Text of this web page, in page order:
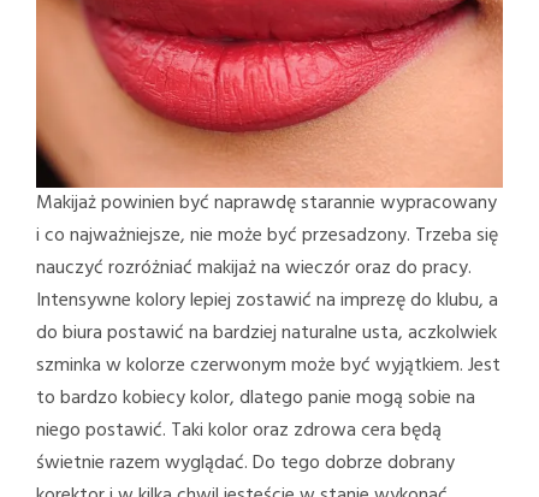
Makijaż powinien być naprawdę starannie wypracowany
i co najważniejsze, nie może być przesadzony. Trzeba się
nauczyć rozróżniać makijaż na wieczór oraz do pracy.
Intensywne kolory lepiej zostawić na imprezę do klubu, a
do biura postawić na bardziej naturalne usta, aczkolwiek
szminka w kolorze czerwonym może być wyjątkiem. Jest
to bardzo kobiecy kolor, dlatego panie mogą sobie na
niego postawić. Taki kolor oraz zdrowa cera będą
świetnie razem wyglądać. Do tego dobrze dobrany